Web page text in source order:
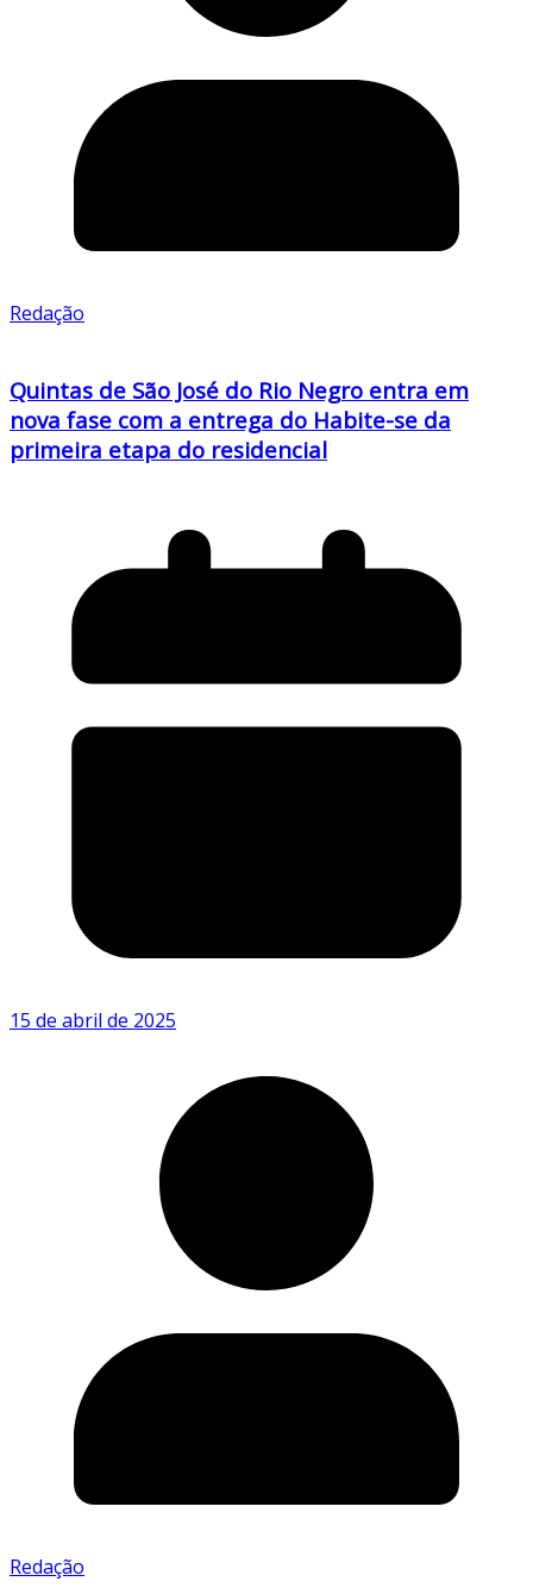
Redação
Quintas de São José do Rio Negro entra em
nova fase com a entrega do Habite-se da
primeira etapa do residencial
15 de abril de 2025
Redação